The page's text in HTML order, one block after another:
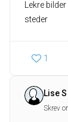
Lekre
steder
1
Lise S
Skrev